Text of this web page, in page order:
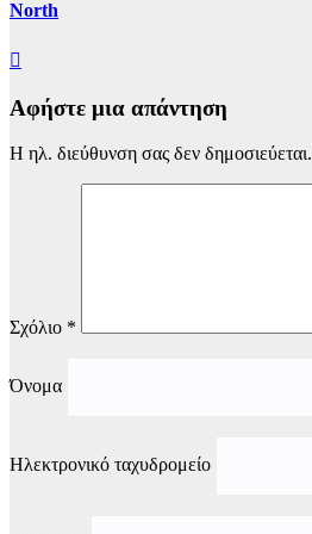
North
Αφήστε μια απάντηση
Η ηλ. διεύθυνση σας δεν δημοσιεύεται.
Σχόλιο *
Όνομα
Ηλεκτρονικό ταχυδρομείο